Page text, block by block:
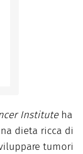
Instituteha
dieta ricca di
tumori